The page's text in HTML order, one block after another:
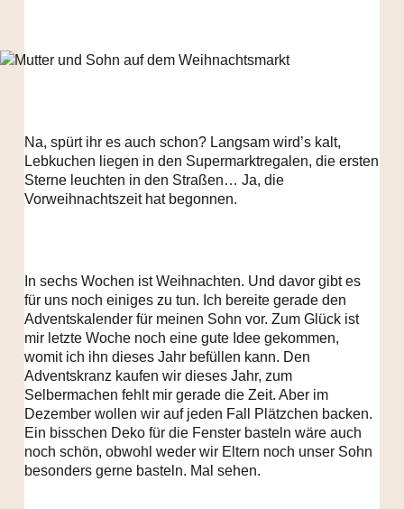
Na, spürt ihr es auch schon? Langsam wird’s kalt,
Lebkuchen liegen in den Supermarktregalen, die ersten
Sterne leuchten in den Straßen… Ja, die
Vorweihnachtszeit hat begonnen.
In sechs Wochen ist Weihnachten. Und davor gibt es
für uns noch einiges zu tun. Ich bereite gerade den
Adventskalender für meinen Sohn vor. Zum Glück ist
mir letzte Woche noch eine gute Idee gekommen,
womit ich ihn dieses Jahr befüllen kann. Den
Adventskranz kaufen wir dieses Jahr, zum
Selbermachen fehlt mir gerade die Zeit. Aber im
Dezember wollen wir auf jeden Fall Plätzchen backen.
Ein bisschen Deko für die Fenster basteln wäre auch
noch schön, obwohl weder wir Eltern noch unser Sohn
besonders gerne basteln. Mal sehen.